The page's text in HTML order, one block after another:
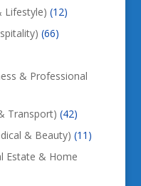
Lifestyle) (12)
(66)
& Professional
Transport) (42)
& Beauty) (11)
Estate & Home